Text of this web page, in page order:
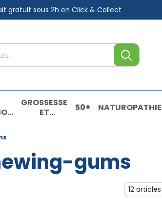
gratuit sous 2h en Click & Collect
GROSSESSE
ET
ENFANTS
50+ NATUROPATHIE
gums